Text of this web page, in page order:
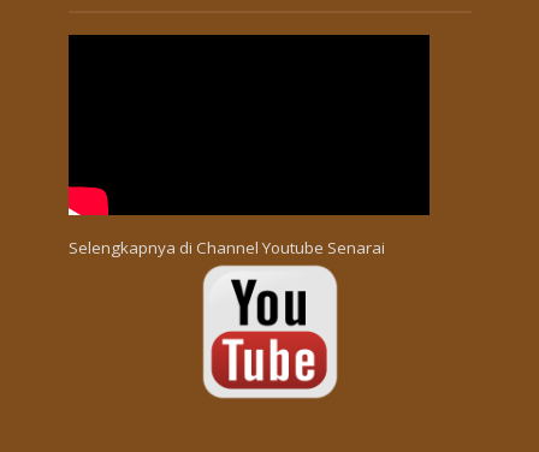
Selengkapnya di Channel Youtube Senarai